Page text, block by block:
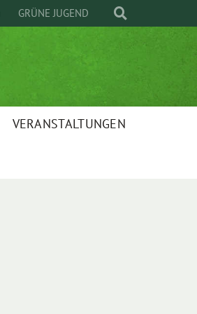
GRÜNE JUGEND
VERANSTALTUNGEN